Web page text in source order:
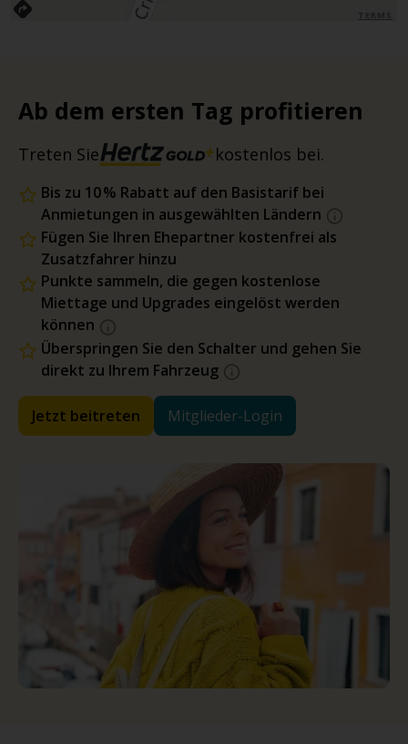
Ab dem ersten Tag profitieren
Treten Sie kostenlos bei.
Bis zu 10 % Rabatt auf den Basistarif bei
Anmietungen in ausgewählten Ländern
Fügen Sie Ihren Ehepartner kostenfrei als
Zusatzfahrer hinzu
Punkte sammeln, die gegen kostenlose
Miettage und Upgrades eingelöst werden
können
Überspringen Sie den Schalter und gehen Sie
direkt zu Ihrem Fahrzeug
Jetzt beitreten Mitglieder-Login